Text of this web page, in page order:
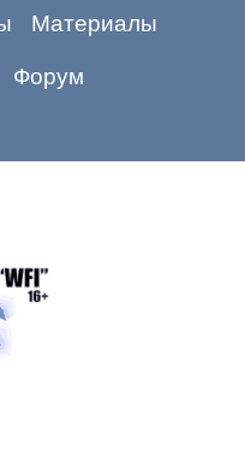
Материалы
Форум